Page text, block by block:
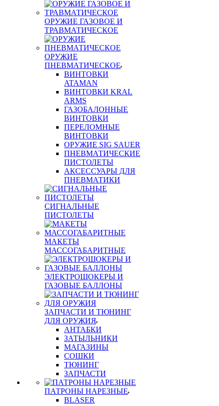
ОРУЖИЕ ГАЗОВОЕ И
ТРАВМАТИЧЕСКОЕ
ОРУЖИЕ
ПНЕВМАТИЧЕСКОЕ
ВИНТОВКИ
ATAMAN
ВИНТОВКИ KRAL
ARMS
ГАЗОБАЛОННЫЕ
ВИНТОВКИ
ПЕРЕЛОМНЫЕ
ВИНТОВКИ
ОРУЖИЕ SIG SAUER
ПНЕВМАТИЧЕСКИЕ
ПИСТОЛЕТЫ
АКСЕССУАРЫ ДЛЯ
ПНЕВМАТИКИ
СИГНАЛЬНЫЕ
ПИСТОЛЕТЫ
МАКЕТЫ
МАССОГАБАРИТНЫЕ
ЭЛЕКТРОШОКЕРЫ И
ГАЗОВЫЕ БАЛЛОНЫ
ЗАПЧАСТИ И ТЮНИНГ
ДЛЯ ОРУЖИЯ
АНТАБКИ
ЗАТЫЛЬНИКИ
МАГАЗИНЫ
СОШКИ
ТЮНИНГ
ЗАПЧАСТИ
ПАТРОНЫ НАРЕЗНЫЕ
BLASER